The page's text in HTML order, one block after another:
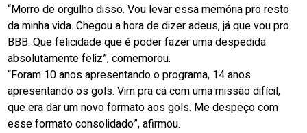
“Morro de orgulho disso. Vou levar essa memória pro resto
da minha vida. Chegou a hora de dizer adeus, já que vou pro
BBB. Que felicidade que é poder fazer uma despedida
absolutamente feliz”, comemorou.
“Foram 10 anos apresentando o programa, 14 anos
apresentando os gols. Vim pra cá com uma missão difícil,
que era dar um novo formato aos gols. Me despeço com
esse formato consolidado”, afirmou.